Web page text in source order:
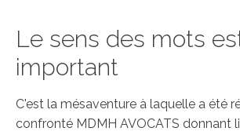
Le sens des mots
important
C'est la mésaventure à laquelle a été
confronté MDMH AVOCATS donnant